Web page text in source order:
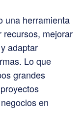
una herramienta
recursos, mejorar
adaptar
Lo que
grandes
en